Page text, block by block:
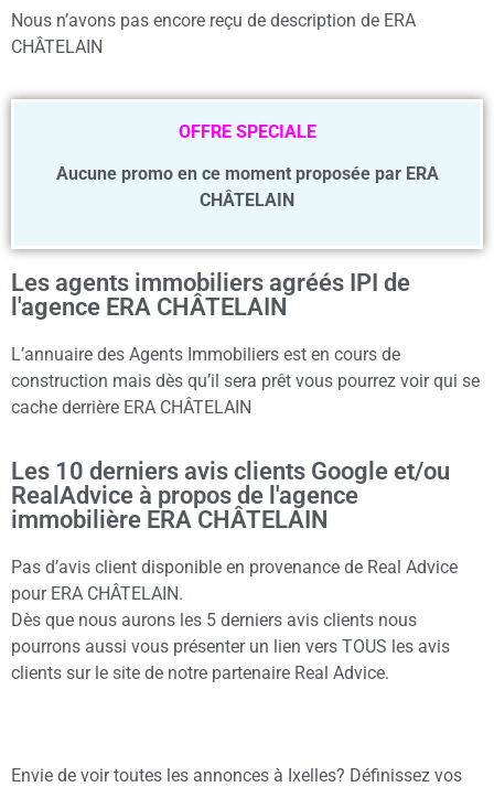
Nous n’avons pas encore reçu de description de ERA
CHÂTELAIN
OFFRE SPECIALE
Aucune promo en ce moment proposée par ERA
CHÂTELAIN
Les agents immobiliers agréés IPI de
l'agence ERA CHÂTELAIN
L’annuaire des Agents Immobiliers est en cours de
construction mais dès qu’il sera prêt vous pourrez voir qui se
cache derrière ERA CHÂTELAIN
Les 10 derniers avis clients Google et/ou
RealAdvice à propos de l'agence
immobilière ERA CHÂTELAIN
Pas d’avis client disponible en provenance de Real Advice
pour ERA CHÂTELAIN.
Dès que nous aurons les 5 derniers avis clients nous
pourrons aussi vous présenter un lien vers TOUS les avis
clients sur le site de notre partenaire Real Advice.
Envie de voir toutes les annonces à Ixelles? Définissez vos